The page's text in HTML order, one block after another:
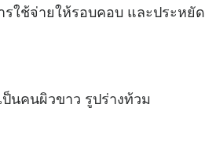
ใช้จ่ายให้รอบคอบ และประหยัด
นคนผิวขาว รูปร่างท้วม